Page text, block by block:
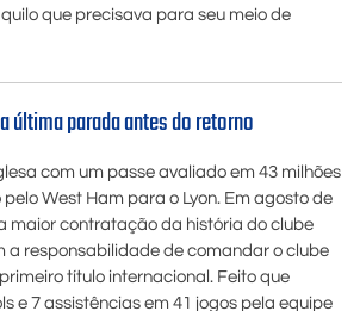
que precisava para seu meio de
última parada antes do retorno
com um passe avaliado em 43 milhões
West Ham para o Lyon. Em agosto de
maior contratação da história do clube
a responsabilidade de comandar o clube
título internacional. Feito que
e 7 assistências em 41 jogos pela equipe